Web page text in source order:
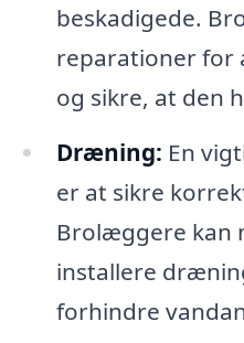
beskadigede.
reparationer for
og sikre, at den
Dræning: En
er at sikre
Brolæggere kan
installere
forhindre